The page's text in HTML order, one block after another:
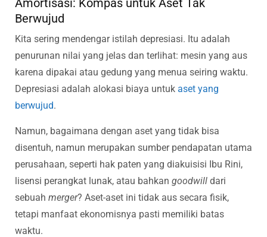
Berwujud
Kita sering mendengar istilah depresiasi. Itu adalah
penurunan nilai yang jelas dan terlihat: mesin yang aus
karena dipakai atau gedung yang menua seiring waktu.
Depresiasi adalah alokasi biaya untuk aset yang
berwujud.
Namun, bagaimana dengan aset yang tidak bisa
disentuh, namun merupakan sumber pendapatan utama
perusahaan, seperti hak paten yang diakuisisi Ibu Rini,
lisensi perangkat lunak, atau bahkan goodwill dari
sebuah merger? Aset-aset ini tidak aus secara fisik,
tetapi manfaat ekonomisnya pasti memiliki batas
waktu.